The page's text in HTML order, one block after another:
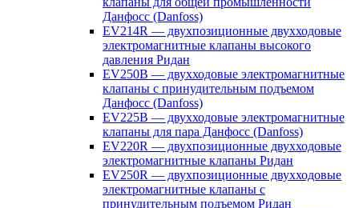
Данфосс (Danfoss)
EV214R — двухпозиционные двухходовые
электромагнитные клапаны высокого
давления Ридан
EV250B — двухходовые электромагнитные
клапаны с принудительным подъемом
Данфосс (Danfoss)
EV225B — двухходовые электромагнитные
клапаны для пара Данфосс (Danfoss)
EV220R — двухпозиционные двухходовые
электромагнитные клапаны Ридан
EV250R — двухпозиционные двухходовые
электромагнитные клапаны с
принудительным подъемом Ридан